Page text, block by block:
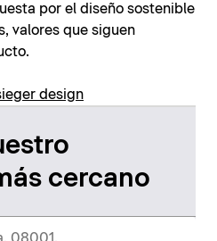
por el diseño sostenible
valores que siguen
design
cercano